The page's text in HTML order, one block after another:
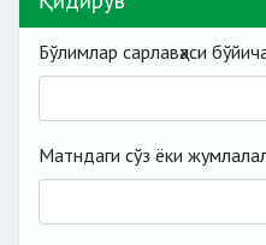
Бўлимлар сарлавҳаси
Матндаги сўз ёки